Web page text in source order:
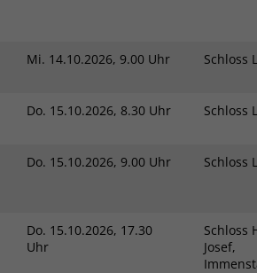
Mi. 14.10.2026, 9.00 Uhr Schloss
Do. 15.10.2026, 8.30 Uhr Schloss
Do. 15.10.2026, 9.00 Uhr Schloss
Do. 15.10.2026, 17.30
Uhr
Schloss
Josef,